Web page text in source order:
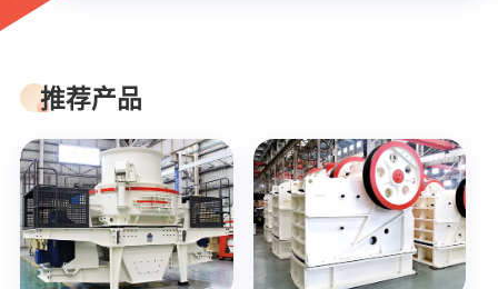
推荐产品